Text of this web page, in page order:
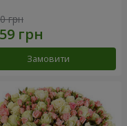
грн
Замовити